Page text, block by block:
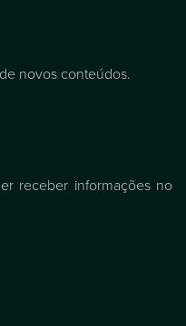
novos conteúdos.
receber informações no